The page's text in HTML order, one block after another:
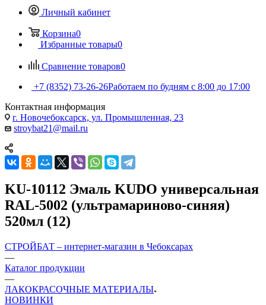
Личный кабинет
Корзина0
Избранные товары0
Сравнение товаров0
+7 (8352) 73-26-26Работаем по будням с 8:00 до 17:00
Контактная информация
г. Новочебоксарск, ул. Промышленная, 23
stroybat21@mail.ru
KU-10112 Эмаль KUDO универсальная
RAL-5002 (ультрамариново-синяя)
520мл (12)
СТРОЙБАТ – интернет-магазин в Чебоксарах
—
Каталог продукции
—
ЛАКОКРАСОЧНЫЕ МАТЕРИАЛЫ
НОВИНКИ